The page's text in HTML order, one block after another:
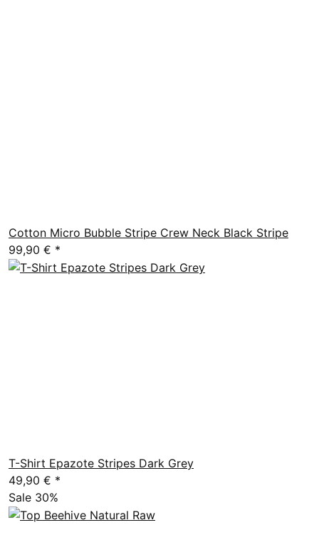
Cotton Micro Bubble Stripe Crew Neck Black Stripe
99,90 € *
T-Shirt Epazote Stripes Dark Grey
49,90 € *
Sale 30%